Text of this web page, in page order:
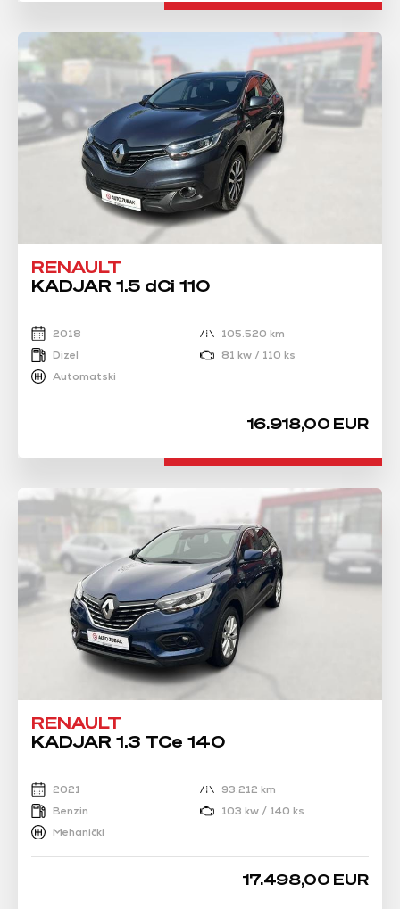
RENAULT
KADJAR 1.5 dCi 110
2018
105.520 km
Dizel
81 kw / 110 ks
Automatski
16.918,00 EUR
RENAULT
KADJAR 1.3 TCe 140
2021
93.212 km
Benzin
103 kw / 140 ks
Mehanički
17.498,00 EUR